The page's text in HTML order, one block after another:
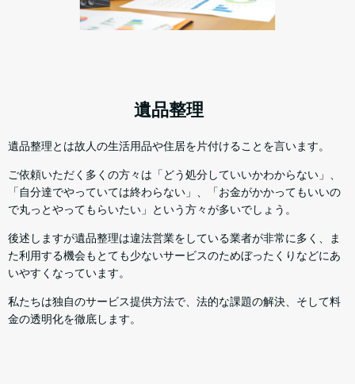
遺品整理
遺品整理とは故人の生活用品や住居を片付けることを言います。
ご依頼いただく多くの方々は「どう処分していいかわからない」、
「自分達でやっていては終わらない」、「お金がかかってもいいの
で丸っとやってもらいたい」という方々が多いでしょう。
後述しますが遺品整理は違法営業をしている業者が非常に多く、ま
た利用する機会もとても少ないサービスのためぼったくりなどにあ
いやすくなっています。
私たちは独自のサービス提供方法で、法的な課題の解決、そして料
金の透明化を徹底します。